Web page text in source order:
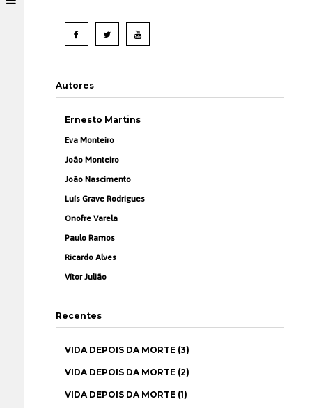
Autores
Ernesto Martins
Eva Monteiro
João Monteiro
João Nascimento
Luís Grave Rodrigues
Onofre Varela
Paulo Ramos
Ricardo Alves
Vítor Julião
Recentes
VIDA DEPOIS DA MORTE (3)
VIDA DEPOIS DA MORTE (2)
VIDA DEPOIS DA MORTE (1)